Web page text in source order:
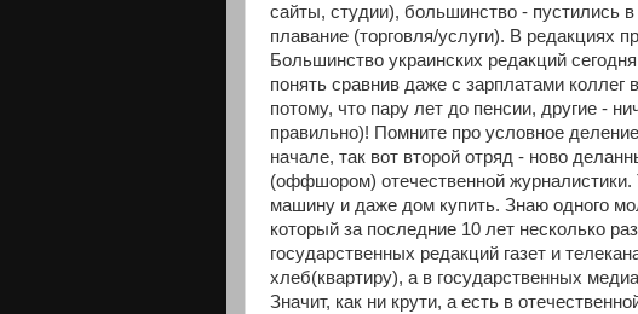
сайты, студии), большинство - пустились
плавание (торговля/услуги). В редакциях
Большинство украинских редакций
понять сравнив даже с зарплатами
потому, что пару лет до пенсии, другие -
правильно)! Помните про условное
начале, так вот второй отряд - ново
(оффшором) отечественной журналистики.
машину и даже дом купить. Знаю одного
который за последние 10 лет несколько
государственных редакций газет и
хлеб(квартиру), а в государственных
Значит, как ни крути, а есть в